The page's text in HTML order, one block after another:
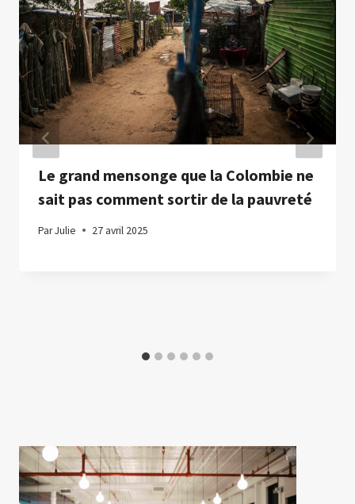
Le grand mensonge que la Colombie ne
sait pas comment sortir de la pauvreté
ParJulie 27 avril 2025